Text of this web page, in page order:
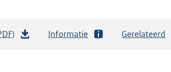
Informatie Gerelateerd